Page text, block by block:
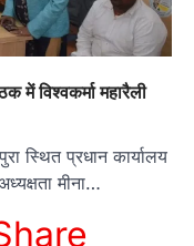
में विश्वकर्मा महारैली
स्थित प्रधान कार्यालय
मीना…